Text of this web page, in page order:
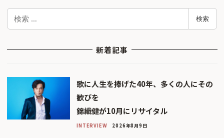
検索
新着記事
歌に人生を捧げた40年、多くの人にその
歓びを
錦織健が10月にリサイタル
INTERVIEW 2026年8月9日